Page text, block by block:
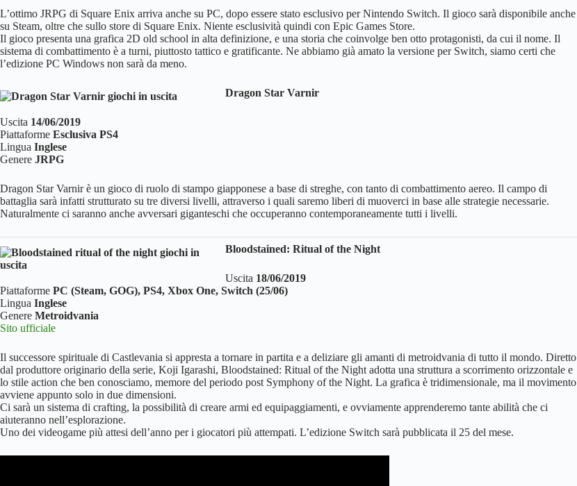
L’ottimo JRPG di Square Enix arriva anche su PC, dopo essere stato esclusivo per Nintendo Switch. Il gioco sarà disponibile anche
su Steam, oltre che sullo store di Square Enix. Niente esclusività quindi con Epic Games Store.
Il gioco presenta una grafica 2D old school in alta definizione, e una storia che coinvolge ben otto protagonisti, da cui il nome. Il
sistema di combattimento è a turni, piuttosto tattico e gratificante. Ne abbiamo già amato la versione per Switch, siamo certi che
l’edizione PC Windows non sarà da meno.
Dragon Star Varnir
Uscita 14/06/2019
Piattaforme Esclusiva PS4
Lingua Inglese
Genere JRPG
Dragon Star Varnir è un gioco di ruolo di stampo giapponese a base di streghe, con tanto di combattimento aereo. Il campo di
battaglia sarà infatti strutturato su tre diversi livelli, attraverso i quali saremo liberi di muoverci in base alle strategie necessarie.
Naturalmente ci saranno anche avversari giganteschi che occuperanno contemporaneamente tutti i livelli.
Bloodstained: Ritual of the Night
Uscita 18/06/2019
Piattaforme PC (Steam, GOG), PS4, Xbox One, Switch (25/06)
Lingua Inglese
Genere Metroidvania
Sito ufficiale
Il successore spirituale di Castlevania si appresta a tornare in partita e a deliziare gli amanti di metroidvania di tutto il mondo. Diretto
dal produttore originario della serie, Koji Igarashi, Bloodstained: Ritual of the Night adotta una struttura a scorrimento orizzontale e
lo stile action che ben conosciamo, memore del periodo post Symphony of the Night. La grafica è tridimensionale, ma il movimento
avviene appunto solo in due dimensioni.
Ci sarà un sistema di crafting, la possibilità di creare armi ed equipaggiamenti, e ovviamente apprenderemo tante abilità che ci
aiuteranno nell’esplorazione.
Uno dei videogame più attesi dell’anno per i giocatori più attempati. L’edizione Switch sarà pubblicata il 25 del mese.